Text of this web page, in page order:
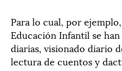
Para lo cual, por
Educación Infantil se
diarias, visionado diario
lectura de cuentos y